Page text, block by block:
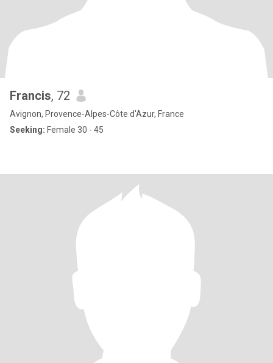
Francis, 72
Avignon, Provence-Alpes-Côte d'Azur, France
Seeking: Female 30 - 45